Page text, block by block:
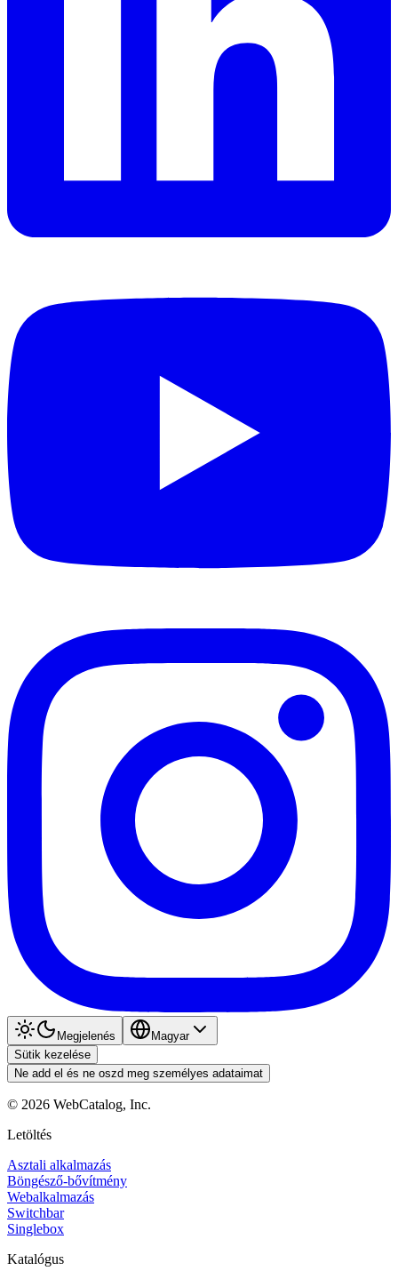
Megjelenés
Magyar
Sütik kezelése
Ne add el és ne oszd meg személyes adataimat
© 2026 WebCatalog, Inc.
Letöltés
Asztali alkalmazás
Böngésző-bővítmény
Webalkalmazás
Switchbar
Singlebox
Katalógus